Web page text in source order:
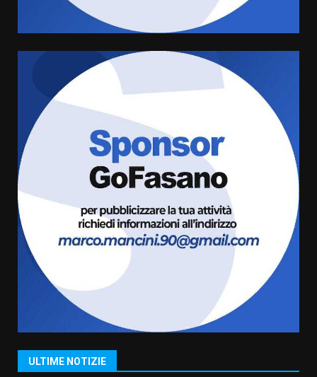
ULTIME NOTIZIE
Rivoluzione”: nuovo
appuntamento con “Fasano in
Banda”
7 Agosto 2026 06:05
US Fasano, Scianaro: “Profonda
amarezza per esclusione dal
campionato di calcio”
7 Agosto 2026 06:00
Fasanese ferito a colpi di arma
da fuoco
6 Agosto 2026 18:13
1
Serie D, l’Us Fasano non molla e
conferma di voler ricorrere per